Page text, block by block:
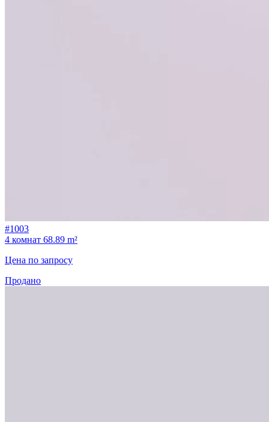
#1003
4 комнат 68.89 m²
Цена по запросу
Продано